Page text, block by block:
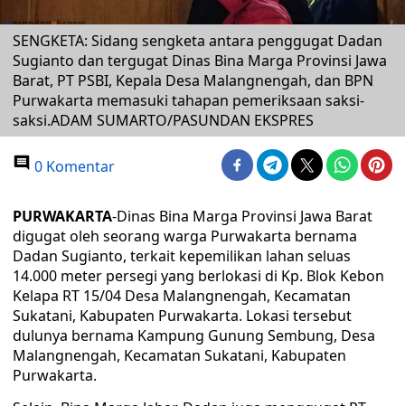
SENGKETA: Sidang sengketa antara penggugat Dadan
Sugianto dan tergugat Dinas Bina Marga Provinsi Jawa
Barat, PT PSBI, Kepala Desa Malangnengah, dan BPN
Purwakarta memasuki tahapan pemeriksaan saksi-
saksi.ADAM SUMARTO/PASUNDAN EKSPRES
0 Komentar
PURWAKARTA-Dinas Bina Marga Provinsi Jawa Barat
digugat oleh seorang warga Purwakarta bernama
Dadan Sugianto, terkait kepemilikan lahan seluas
14.000 meter persegi yang berlokasi di Kp. Blok Kebon
Kelapa RT 15/04 Desa Malangnengah, Kecamatan
Sukatani, Kabupaten Purwakarta. Lokasi tersebut
dulunya bernama Kampung Gunung Sembung, Desa
Malangnengah, Kecamatan Sukatani, Kabupaten
Purwakarta.